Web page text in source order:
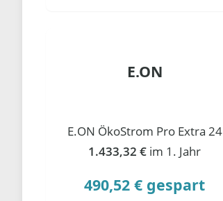
E.ON
E.ON ÖkoStrom Pro Extra 24
1.433,32 € im 1. Jahr
490,52 € gespart